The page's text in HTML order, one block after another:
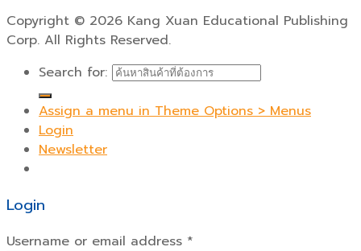
Copyright © 2026 Kang Xuan Educational Publishing
Corp. All Rights Reserved.
Search for:
Assign a menu in Theme Options > Menus
Login
Newsletter
Login
Username or email address *